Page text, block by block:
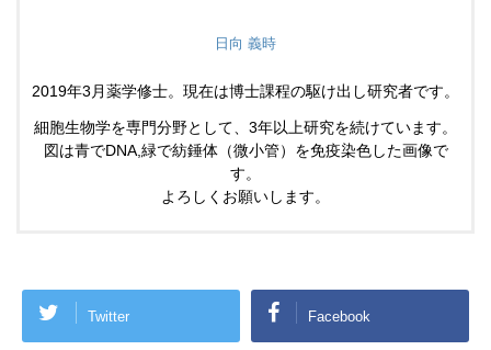
日向 義時
2019年3月薬学修士。現在は博士課程の駆け出し研究者です。
細胞生物学を専門分野として、3年以上研究を続けています。
図は青でDNA,緑で紡錘体（微小管）を免疫染色した画像で
す。
よろしくお願いします。
Twitter Facebook